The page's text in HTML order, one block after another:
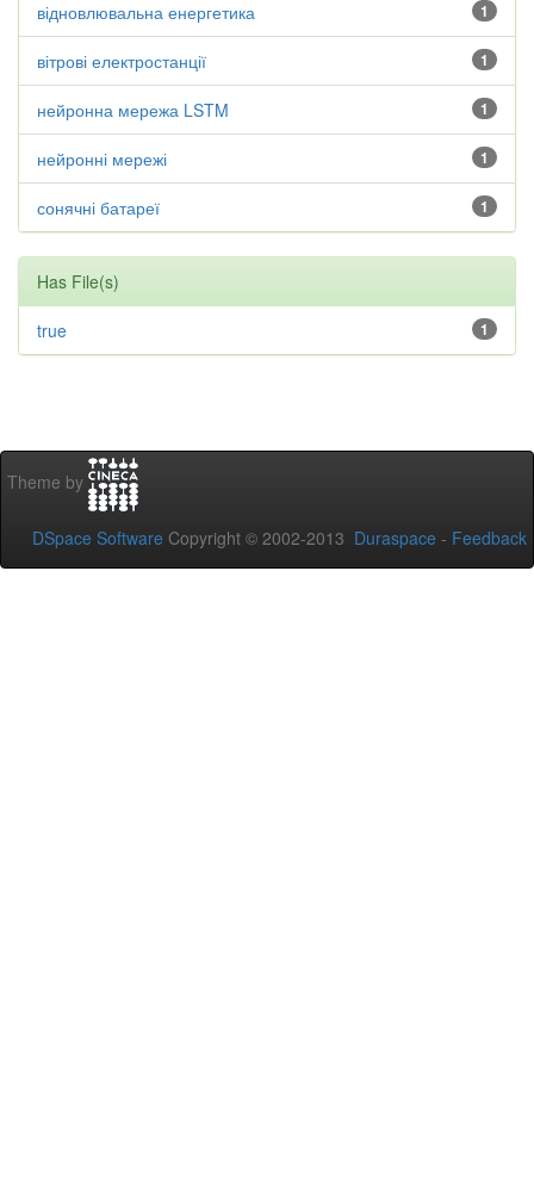
1
відновлювальна енергетика
1
вітрові електростанції
1
нейронна мережа LSTM
1
нейронні мережі
1
сонячні батареї
Has File(s)
1
true
Theme by
DSpace Software Copyright © 2002-2013 Duraspace - Feedback